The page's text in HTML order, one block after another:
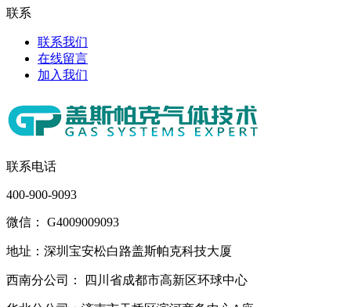
联系
联系我们
在线留言
加入我们
联系电话
400-900-9093
微信： G4009009093
地址：深圳宝安松白路盖斯帕克科技大厦
西南分公司： 四川省成都市高新区环球中心